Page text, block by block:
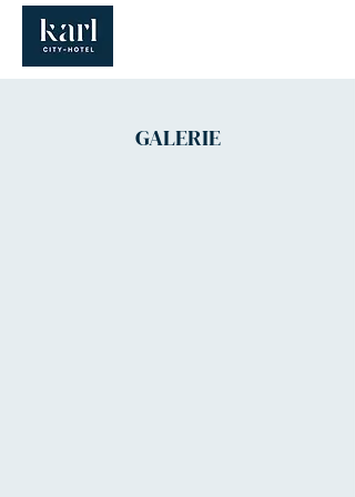
GALERIE